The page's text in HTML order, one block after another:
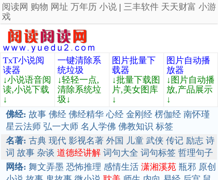
阅读网 购物 网址 万年历 小说 | 三丰软件 天天财富 小游
戏
TxT小说阅
读器
↓小说语音阅
读,小说下载
↓
一键清除系
统垃圾
↓轻轻一点,
清除系统垃
圾↓
图片批量下
载器
↓批量下载图
片,美女图库
↓
图片自动播
放器
↓图片自动播
放,产品展示
↓
佛经: 故事 佛经 佛经精华 心经 金刚经 楞伽经 南怀瑾
星云法师 弘一大师 名人学佛 佛教知识 标签
名著: 古典 现代 影视名著 外国 儿童 武侠 传记 励志 诗
词 故事 杂谈 道德经讲解 词句大全 词句标签 哲理句子
网络: 舞文弄墨 恐怖推理 感情生活 潇湘溪苑 瓶邪 原创